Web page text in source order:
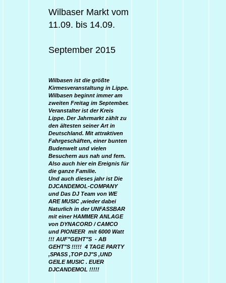
Wilbaser Markt vom
11.09. bis 14.09.
September 2015
Wilbasen ist die größte
Kirmesveranstaltung in Lippe.
Wilbasen beginnt immer am
zweiten Freitag im September.
Veranstalter ist der Kreis
Lippe. Der Jahrmarkt zählt zu
den ältesten seiner Art in
Deutschland. Mit attraktiven
Fahrgeschäften, einer bunten
Budenwelt und vielen
Besuchern aus nah und fern.
Also auch hier ein Ereignis für
die ganze Familie.
Und auch dieses jahr ist Die
DJCANDEMOL-COMPANY
und Das DJ Team von WE
ARE MUSIC ,wieder dabei
Naturlich in der UNFASSBAR
mit einer HAMMER ANLAGE
von DYNACORD / CAMCO
und PIONEER mit 6000 Watt
!!! AUF"GEHT"S - AB
GEHT"S !!!!! 4 TAGE PARTY
,SPASS ,TOP DJ"S ,UND
GEILE MUSIC . EUER
DJCANDEMOL !!!!!